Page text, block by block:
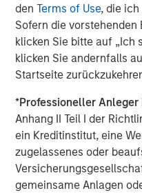
denTerms of Use, die ich
Sofern die vorstehenden
klicken Sie bitte auf „Ich
klicken Sie andernfalls
Startseite
*Professioneller Anleger
Anhang II Teil I der
ein Kreditinstitut, eine
zugelassenes oder
gemeinsame Anlagen
Morgan Stanley
diverse range of
located in OECD
value through active
improvements.
MSIM